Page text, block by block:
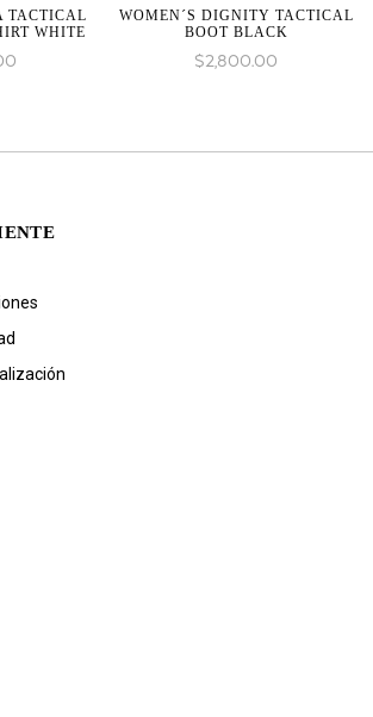
TACTICAL
WHITE
WOMEN´S DIGNITY TACTICAL
BOOT BLACK
$2,800.00